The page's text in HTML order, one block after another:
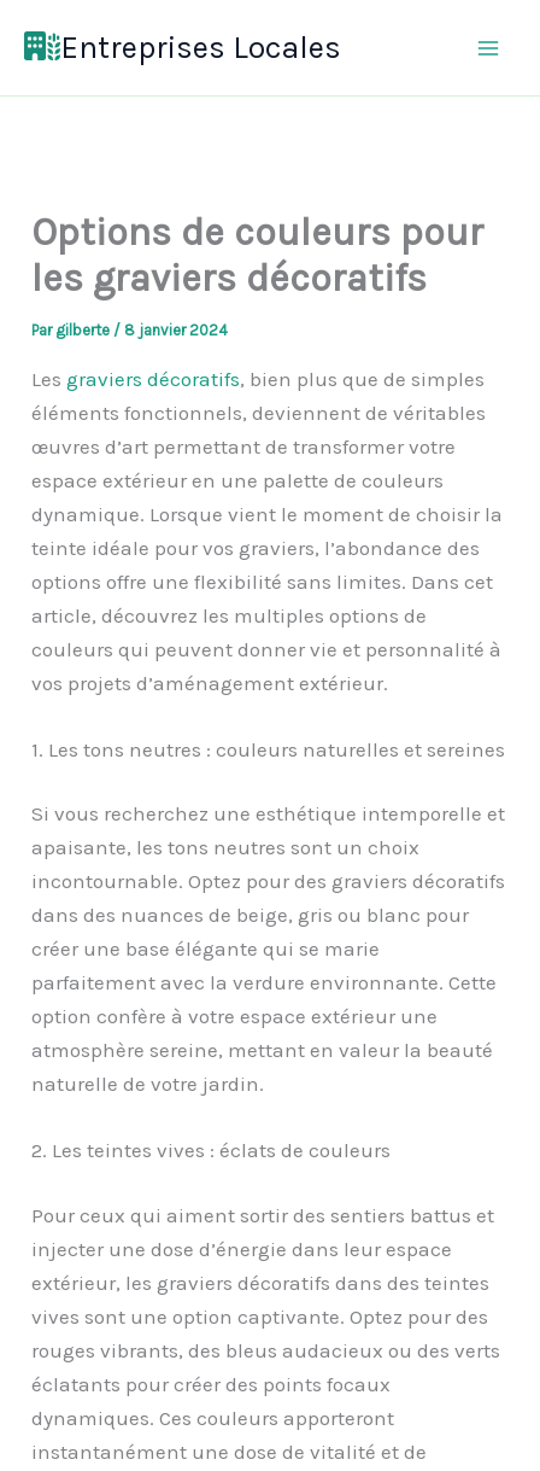
Entreprises Locales
Options de couleurs pour
les graviers décoratifs
Par gilberte / 8 janvier 2024
Lesgraviers décoratifs, bien plus que de simples
éléments fonctionnels, deviennent de véritables
œuvres d’art permettant de transformer votre
espace extérieur en une palette de couleurs
dynamique. Lorsque vient le moment de choisir la
teinte idéale pour vos graviers, l’abondance des
options offre une flexibilité sans limites. Dans cet
article, découvrez les multiples options de
couleurs qui peuvent donner vie et personnalité à
vos projets d’aménagement extérieur.
1. Les tons neutres : couleurs naturelles et sereines
Si vous recherchez une esthétique intemporelle et
apaisante, les tons neutres sont un choix
incontournable. Optez pour des graviers décoratifs
dans des nuances de beige, gris ou blanc pour
créer une base élégante qui se marie
parfaitement avec la verdure environnante. Cette
option confère à votre espace extérieur une
atmosphère sereine, mettant en valeur la beauté
naturelle de votre jardin.
2. Les teintes vives : éclats de couleurs
Pour ceux qui aiment sortir des sentiers battus et
injecter une dose d’énergie dans leur espace
extérieur, les graviers décoratifs dans des teintes
vives sont une option captivante. Optez pour des
rouges vibrants, des bleus audacieux ou des verts
éclatants pour créer des points focaux
dynamiques. Ces couleurs apporteront
instantanément une dose de vitalité et de